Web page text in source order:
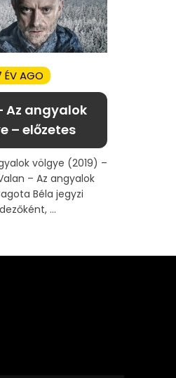
ÉV AGO
Az angyalok
– előzetes
völgye (2019) –
– Az angyalok
Béla jegyzi
...